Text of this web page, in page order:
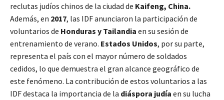
reclutas judíos chinos de la ciudad de Kaifeng, China.
Además, en 2017, las IDF anunciaron la participación de
voluntarios de Honduras y Tailandia en su sesión de
entrenamiento de verano. Estados Unidos, por su parte,
representa el país con el mayor número de soldados
cedidos, lo que demuestra el gran alcance geográfico de
este fenómeno. La contribución de estos voluntarios a las
IDF destaca la importancia de la diáspora judía en su lucha